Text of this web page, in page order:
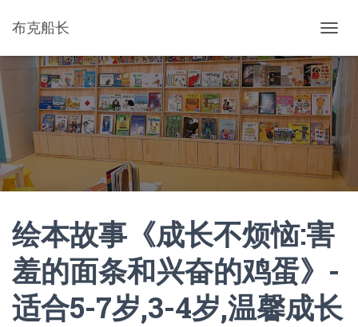
布克船长
换
导
航
绘本故事《成长不烦恼:害
羞的面条和兴奋的鸡蛋》-
适合5-7岁,3-4岁,温馨成长